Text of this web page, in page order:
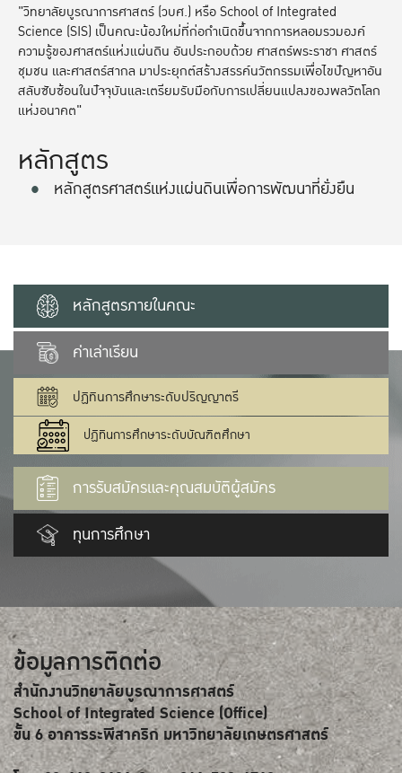
"วิทยาลัยบูรณาการศาสตร์ (วบศ.) หรือ School of Integrated
Science (SIS) เป็นคณะน้องใหม่ที่ก่อกำเนิดขึ้นจากการหลอมรวมองค์
ความรู้ของศาสตร์แห่งแผ่นดิน อันประกอบด้วย ศาสตร์พระราชา ศาสตร์
ชุมชน และศาสตร์สากล มาประยุกต์สร้างสรรค์นวัตกรรมเพื่อไขปัญหาอัน
สลับซับซ้อนในปัจจุบันและเตรียมรับมือกับการเปลี่ยนแปลงของพลวัตโลก
แห่งอนาคต"
หลักสูตร
หลักสูตรศาสตร์แห่งแผ่นดินเพื่อการพัฒนาที่ยั่งยืน
หลักสูตรภายในคณะ
ค่าเล่าเรียน
ปฏิทินการศึกษาระดับปริญญาตรี
ปฏิทินการศึกษาระดับบัณฑิตศึกษา
การรับสมัครและคุณสมบัติผู้สมัคร
ทุนการศึกษา
ข้อมูลการติดต่อ
สำนักงานวิทยาลัยบูรณาการศาสตร์
School of Integrated Science (Office)
ขั้น 6 อาคารระพีสาคริก มหาวิทยาลัยเกษตรศาสตร์